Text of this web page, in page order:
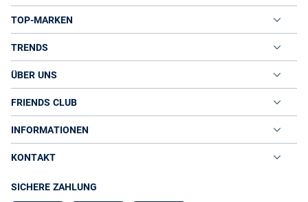
TOP-MARKEN
TRENDS
ÜBER UNS
FRIENDS CLUB
INFORMATIONEN
KONTAKT
SICHERE ZAHLUNG